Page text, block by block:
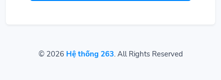
© 2026 Hệ thống 263. All Rights Reserved